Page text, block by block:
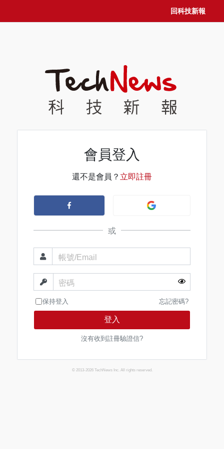
回科技新報
會員登入
還不是會員？ 立即註冊
或
帳號/Email
密碼
保持登入 忘記密碼?
登入
沒有收到註冊驗證信?
© 2013-2026 TechNews Inc. All rights reserved.